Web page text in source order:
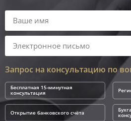
Запрос на консультацию по
Бесплатная 15-минутная
консультация
Открытие банковского счёта